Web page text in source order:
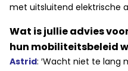
met uitsluitend elektrische
Wat is jullie advies
hun mobiliteitsbeleid
Astrid: ′Wacht niet te lang